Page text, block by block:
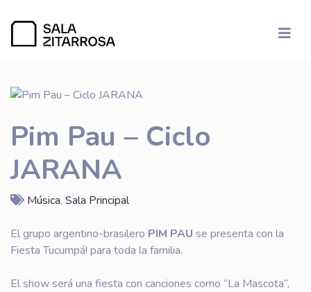
Pim Pau – Ciclo
JARANA
Música, Sala Principal
El grupo argentino-brasilero PIM PAU se presenta con la
Fiesta Tucumpá! para toda la familia.
El show será una fiesta con canciones como “La Mascota”,